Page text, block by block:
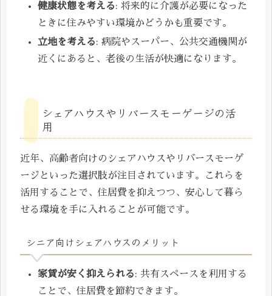
健康状態を考える: 将来的に介護が必要になった
ときに住みやすい環境かどうかも重要です。
立地を考える: 病院やスーパー、公共交通機関が
近くにあると、老後の生活が快適になります。
シェアハウスやリバースモーゲージの活
用
近年、高齢者向けのシェアハウスやリバースモーゲ
ージといった選択肢が注目されています。これらを
活用することで、住居費を抑えつつ、安心して暮ら
せる環境を手に入れることが可能です。
シニア向けシェアハウスのメリット
家賃が安く抑えられる: 共有スペースを利用する
ことで、住居費を節約できます。